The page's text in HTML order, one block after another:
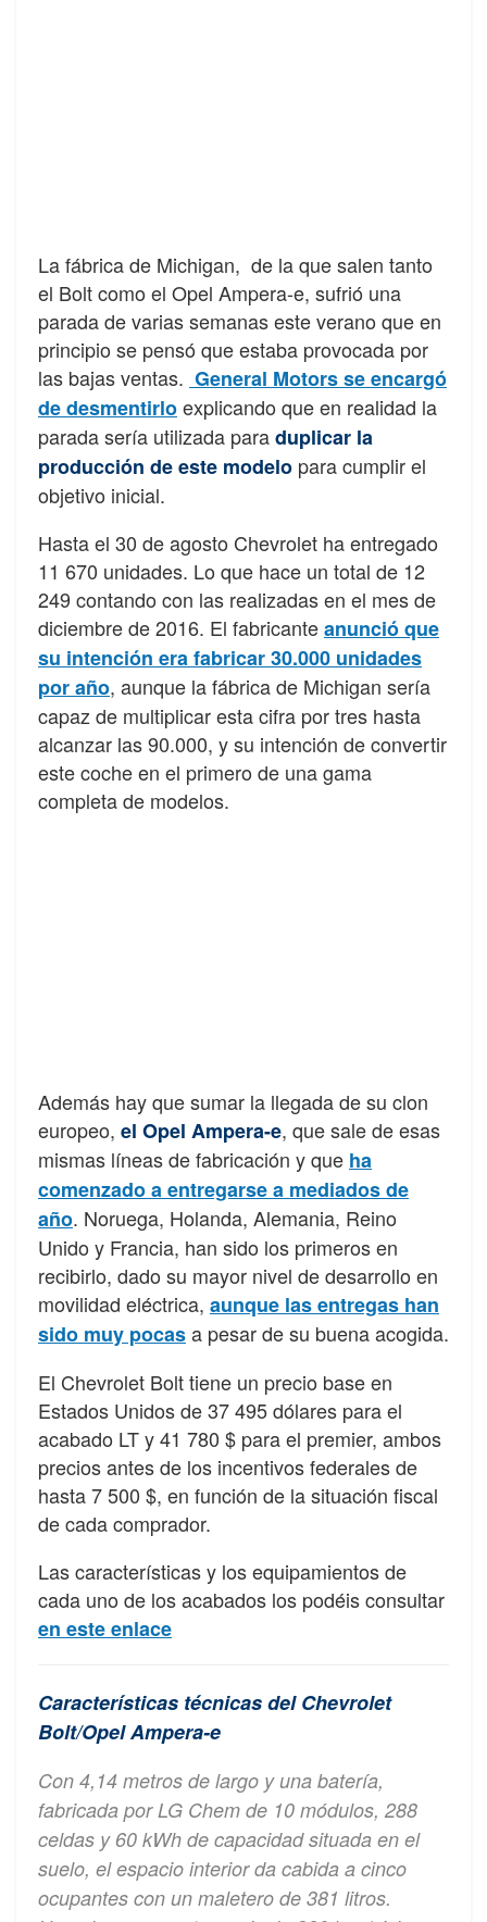
La fábrica de Michigan, de la que salen tanto
el Bolt como el Opel Ampera-e, sufrió una
parada de varias semanas este verano que en
principio se pensó que estaba provocada por
las bajas ventas. General Motors se encargó
de desmentirloexplicando que en realidad la
parada sería utilizada paraduplicar la
producción de este modelo para cumplir el
objetivo inicial.
Hasta el 30 de agosto Chevrolet ha entregado
11 670 unidades. Lo que hace un total de 12
249 contando con las realizadas en el mes de
diciembre de 2016. El fabricanteanunció que
su intención era fabricar 30.000 unidades
por año, aunque la fábrica de Michigan sería
capaz de multiplicar esta cifra por tres hasta
alcanzar las 90.000, y su intención de convertir
este coche en el primero de una gama
completa de modelos.
Además hay que sumar la llegada de su clon
europeo, el Opel Ampera-e, que sale de esas
mismas líneas de fabricación y que ha
comenzado a entregarse a mediados de
año. Noruega, Holanda, Alemania, Reino
Unido y Francia, han sido los primeros en
recibirlo, dado su mayor nivel de desarrollo en
movilidad eléctrica, aunque las entregas han
sido muy pocasa pesar de su buena acogida.
El Chevrolet Bolt tiene un precio base en
Estados Unidos de 37 495 dólares para el
acabado LT y 41 780 $ para el premier, ambos
precios antes de los incentivos federales de
hasta 7 500 $, en función de la situación fiscal
de cada comprador.
Las características y los equipamientos de
cada uno de los acabados los podéis consultar
en este enlace
Características técnicas del Chevrolet
Bolt/Opel Ampera-e
Con 4,14 metros de largo y una batería,
fabricada por LG Chem de 10 módulos, 288
celdas y 60 kWh de capacidad situada en el
suelo, el espacio interior da cabida a cinco
ocupantes con un maletero de 381 litros.